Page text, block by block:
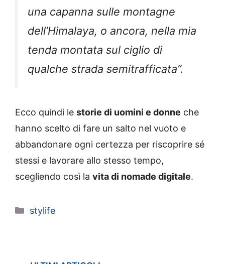
una capanna sulle montagne
dell’Himalaya, o ancora, nella mia
tenda montata sul ciglio di
qualche strada semitrafficata”.
Ecco quindi le storie di uomini e donne che
hanno scelto di fare un salto nel vuoto e
abbandonare ogni certezza per riscoprire sé
stessi e lavorare allo stesso tempo,
scegliendo così la vita di nomade digitale.
Categorie
stylife